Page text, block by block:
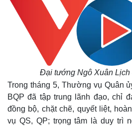
Đại tướng Ngô Xuân Lịch
Trong tháng 5, Thường vụ Quân
BQP đã tập trung lãnh đạo, chỉ
đồng bộ, chặt chẽ, quyết liệt,
vụ QS, QP; trọng tâm là duy trì